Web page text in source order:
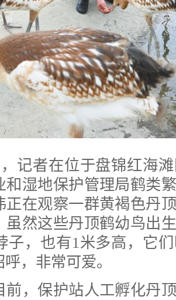
者在位于盘锦红海滩
和湿地保护管理局鹤类
正在观察一群黄褐色丹
虽然这些丹顶鹤幼鸟出
子，也有1米多高，它
，非常可爱。
保护站人工孵化丹顶